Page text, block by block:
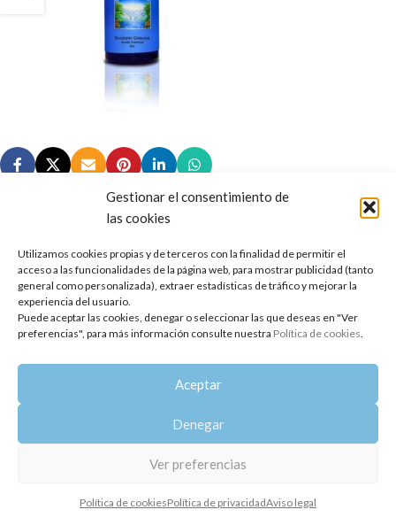
Gestionar el consentimiento de
las cookies
Utilizamos cookies propias y de terceros con la finalidad de permitir el
acceso a las funcionalidades de la página web, para mostrar publicidad (tanto
general como personalizada), extraer estadísticas de tráfico y mejorar la
experiencia del usuario.
Puede aceptar las cookies, denegar o seleccionar las que deseas en "Ver
preferencias", para más información consulte nuestra Política de cookies.
Aceptar
Denegar
Ver preferencias
Política de cookiesPolítica de privacidadAviso legal
Copyright 2014-2025 Oshadhi España
Todos los derechos reservados.
Política de privacidad | Aviso legal | Política de cookies